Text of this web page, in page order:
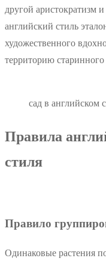
другой аристократизм
английский стиль
художественного
территорию старинного
сад в английском
Правила
стиля
Правило
Одинаковые растения